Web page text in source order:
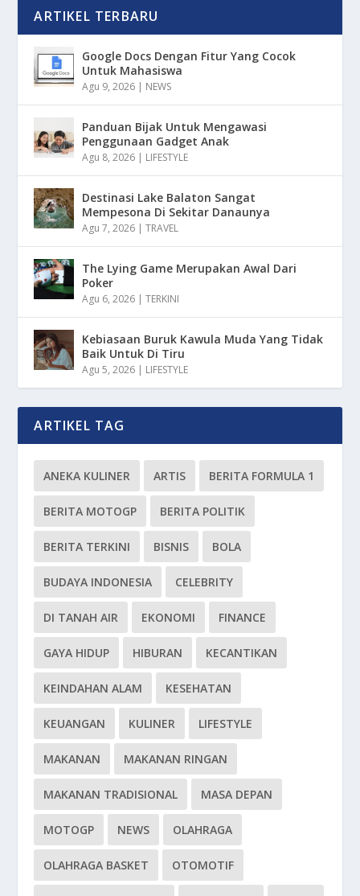
ARTIKEL TERBARU
Google Docs Dengan Fitur Yang Cocok
Untuk Mahasiswa
Agu 9, 2026 | NEWS
Panduan Bijak Untuk Mengawasi
Penggunaan Gadget Anak
Agu 8, 2026 | LIFESTYLE
Destinasi Lake Balaton Sangat
Mempesona Di Sekitar Danaunya
Agu 7, 2026 |TRAVEL
The Lying Game Merupakan Awal Dari
Poker
Agu 6, 2026 |TERKINI
Kebiasaan Buruk Kawula Muda Yang Tidak
Baik Untuk Di Tiru
Agu 5, 2026 | LIFESTYLE
ARTIKEL TAG
ANEKA KULINER ARTIS BERITA FORMULA 1
BERITA MOTOGP BERITA POLITIK
BERITA TERKINI BISNIS BOLA
BUDAYA INDONESIA CELEBRITY
DI TANAH AIR EKONOMI FINANCE
GAYA HIDUP HIBURAN KECANTIKAN
KEINDAHAN ALAM KESEHATAN
KEUANGAN KULINER LIFESTYLE
MAKANAN MAKANAN RINGAN
MAKANAN TRADISIONAL MASA DEPAN
MOTOGP NEWS OLAHRAGA
OLAHRAGA BASKET OTOMOTIF